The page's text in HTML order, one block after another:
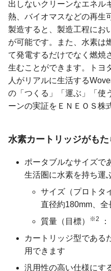
出しないクリーンなエネル
熱、バイオマスなどの再生
製造すると、製造工程にお
が可能です。また、水素は
て発電するだけでなく燃焼
生むことができます。トヨ
人がリアルに生活する
の「つくる」「運ぶ」「使
ーンの実証をＥＮＥＯＳ株
水素カートリッジがも
ポータブルなサイズで
生活圏に水素を持ち運
サイズ（プロトタ
直径約180mm、全
質量（目標）
※2
カートリッジ型である
用できます
汎用性の高い仕様にす